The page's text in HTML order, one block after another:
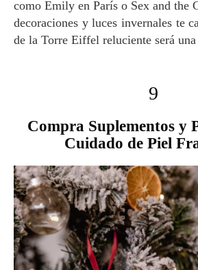
como Emily en París o Sex and the
decoraciones y luces invernales te
de la Torre Eiffel reluciente será
9
Compra Suplementos y Productos de
Cuidado de Piel